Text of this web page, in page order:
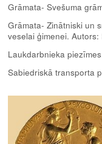
Grāmata- Svešuma
Grāmata- Zinātniski un
veselai ģimenei.
Laukdarbnieka
Sabiedriskā transporta